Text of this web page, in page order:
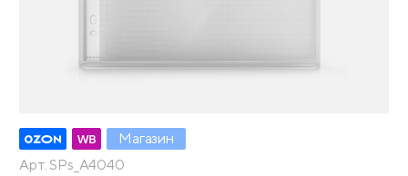
Магазин
Арт. SPs_A4040